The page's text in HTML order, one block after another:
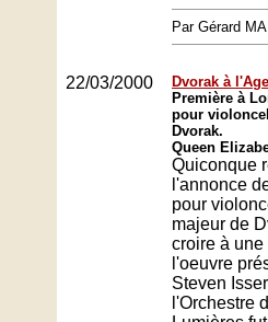
Par Gérard
22/03/2000
Dvorak à
Première à
pour
Dvorak.
Queen
Quiconque
l'annonce
pour
majeur de
croire à
l'oeuvre
Steven
l'Orchestre